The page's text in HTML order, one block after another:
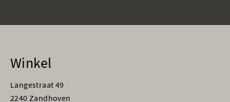
Winkel
Langestraat 49
2240 Zandhoven